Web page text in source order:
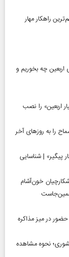
راهکار مهار
اربعین ۱۴۰۵ | در گرمای اربعین چه بخوریم و
اربعین» را نصب
سامانه سماح را به روز‌های آخر
پیگیر» | شناسایی
همین‌جاست
در میز مذاکره
کشوری؛ نحوه مشاهده